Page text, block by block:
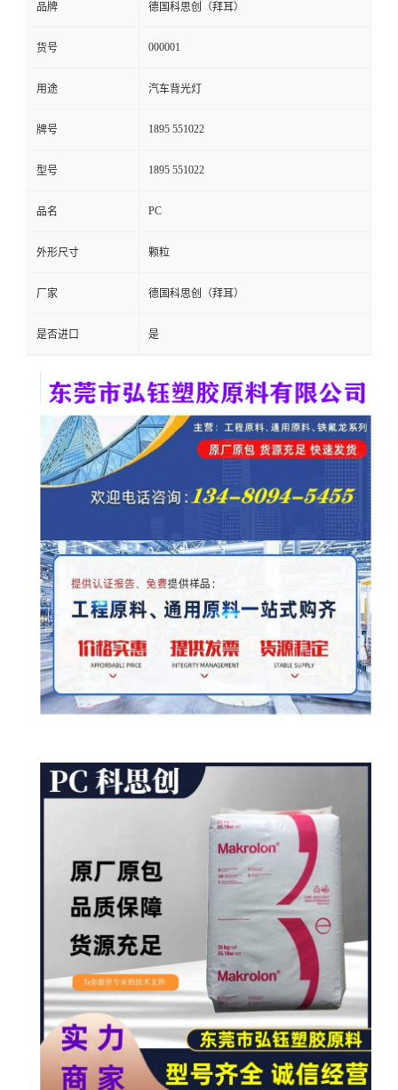
留
言
品牌 德国科思创（拜耳）
货号 000001
用途 汽车背光灯
牌号 1895 551022
型号 1895 551022
品名 PC
外形尺寸 颗粒
厂家 德国科思创（拜耳）
是否进口 是